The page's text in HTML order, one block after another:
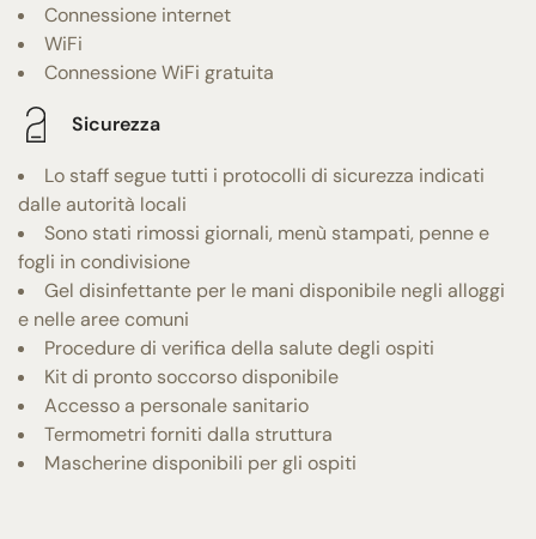
Connessione internet
WiFi
Connessione WiFi gratuita
Sicurezza
Lo staff segue tutti i protocolli di sicurezza indicati
dalle autorità locali
Sono stati rimossi giornali, menù stampati, penne e
fogli in condivisione
Gel disinfettante per le mani disponibile negli alloggi
e nelle aree comuni
Procedure di verifica della salute degli ospiti
Kit di pronto soccorso disponibile
Accesso a personale sanitario
Termometri forniti dalla struttura
Mascherine disponibili per gli ospiti